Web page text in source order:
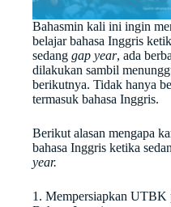
Bahasmin kali ini ingin
belajar bahasa Inggris
sedang gap year, ada
dilakukan sambil
berikutnya. Tidak hanya
termasuk bahasa Inggris.
Berikut alasan mengapa
bahasa Inggris ketika
year.
1. Mempersiapkan UTBK